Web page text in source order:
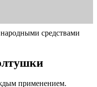
средствами
применением.